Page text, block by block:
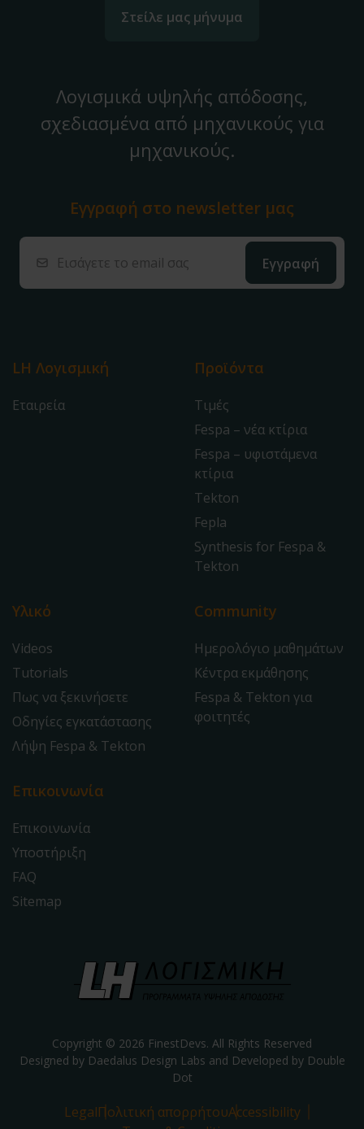
Στείλε μας μήνυμα
Λογισμικά υψηλής απόδοσης,
σχεδιασμένα από μηχανικούς για
μηχανικούς.
LH Λογισμική
Εταιρεία
Προϊόντα
Τιμές
Fespa – νέα κτίρια
Fespa – υφιστάμενα
κτίρια
Tekton
Fepla
Synthesis for Fespa &
Tekton
Υλικό
Videos
Tutorials
Πως να ξεκινήσετε
Οδηγίες εγκατάστασης
Λήψη Fespa & Tekton
Community
Ημερολόγιο μαθημάτων
Κέντρα εκμάθησης
Fespa & Tekton για
φοιτητές
Επικοινωνία
Επικοινωνία
Υποστήριξη
FAQ
Sitemap
Εγγραφή στο newsletter μας
Copyright © 2026 FinestDevs. All Rights Reserved
Designed by Daedalus Design Labs and Developed by Double
Dot
LegalΠολιτική απορρήτουAccessibility